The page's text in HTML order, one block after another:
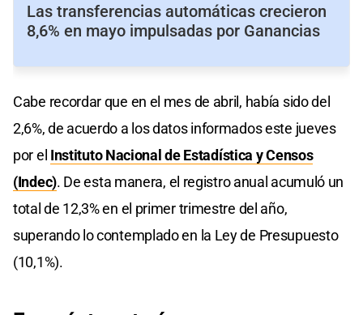
Las transferencias automáticas crecieron
8,6% en mayo impulsadas por Ganancias
Cabe recordar que en el mes de abril, había sido del
2,6%, de acuerdo a los datos informados este jueves
por el Instituto Nacional de Estadística y Censos
(Indec). De esta manera, el registro anual acumuló un
total de 12,3% en el primer trimestre del año,
superando lo contemplado en la Ley de Presupuesto
(10,1%).